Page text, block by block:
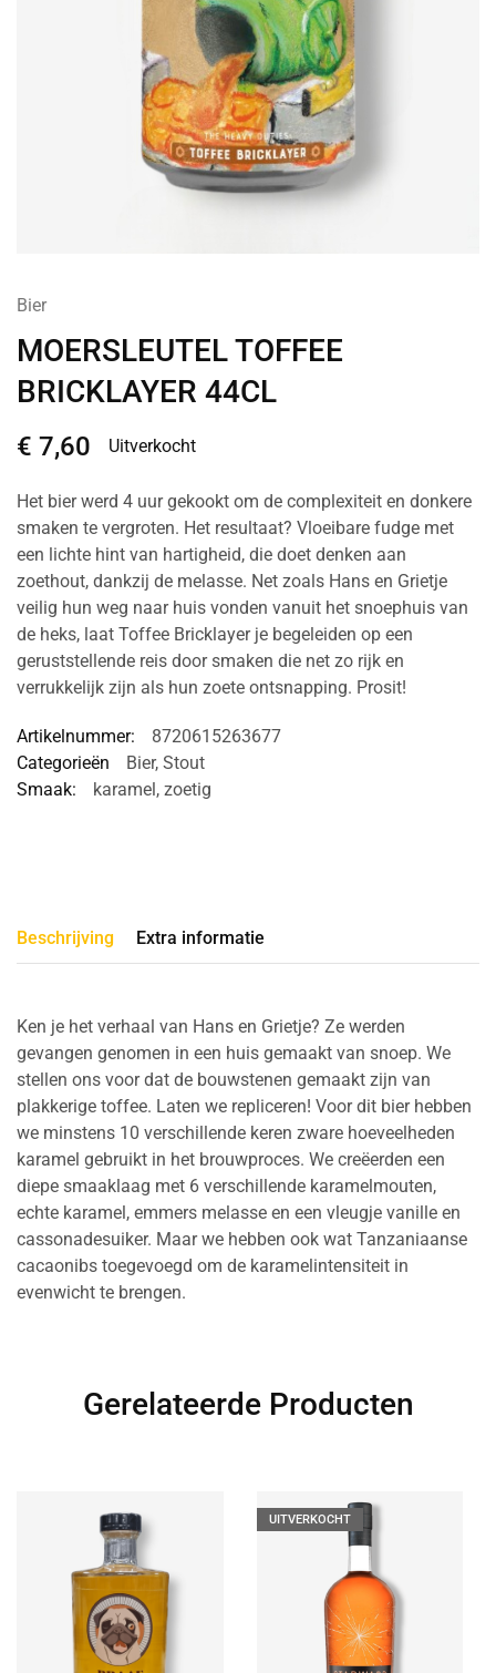
Bier
MOERSLEUTEL TOFFEE
BRICKLAYER 44CL
€ 7,60 Uitverkocht
Het bier werd 4 uur gekookt om de complexiteit en donkere
smaken te vergroten. Het resultaat? Vloeibare fudge met
een lichte hint van hartigheid, die doet denken aan
zoethout, dankzij de melasse. Net zoals Hans en Grietje
veilig hun weg naar huis vonden vanuit het snoephuis van
de heks, laat Toffee Bricklayer je begeleiden op een
geruststellende reis door smaken die net zo rijk en
verrukkelijk zijn als hun zoete ontsnapping. Prosit!
Artikelnummer:
8720615263677
Categorieën
Bier, Stout
Smaak:
karamel , zoetig
Beschrijving Extra informatie
Ken je het verhaal van Hans en Grietje? Ze werden
gevangen genomen in een huis gemaakt van snoep. We
stellen ons voor dat de bouwstenen gemaakt zijn van
plakkerige toffee. Laten we repliceren! Voor dit bier hebben
we minstens 10 verschillende keren zware hoeveelheden
karamel gebruikt in het brouwproces. We creëerden een
diepe smaaklaag met 6 verschillende karamelmouten,
echte karamel, emmers melasse en een vleugje vanille en
cassonadesuiker. Maar we hebben ook wat Tanzaniaanse
cacaonibs toegevoegd om de karamelintensiteit in
evenwicht te brengen.
Gerelateerde Producten
UITVERKOCHT